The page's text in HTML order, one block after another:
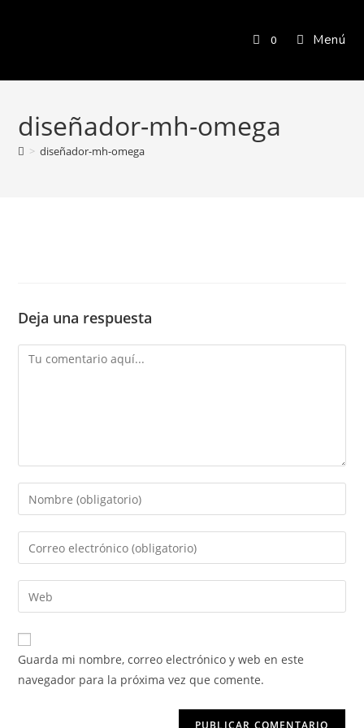
0 Menú
diseñador-mh-omega
> diseñador-mh-omega
Deja una respuesta
Guarda mi nombre, correo electrónico y web en este
navegador para la próxima vez que comente.